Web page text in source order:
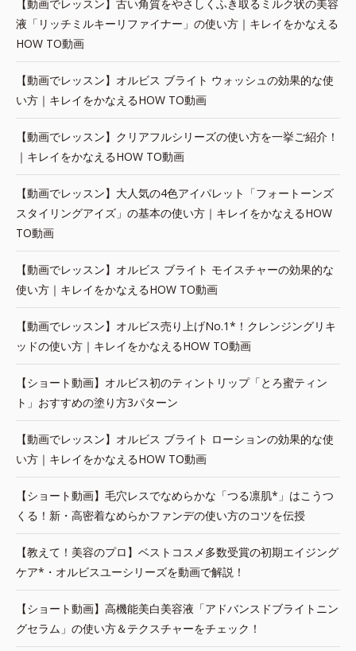
【動画でレッスン】古い角質をやさしくふき取るミルク状の美容
液「リッチミルキーリファイナー」の使い方｜キレイをかなえる
HOW TO動画
【動画でレッスン】オルビス ブライト ウォッシュの効果的な使
い方｜キレイをかなえるHOW TO動画
【動画でレッスン】クリアフルシリーズの使い方を一挙ご紹介！
｜キレイをかなえるHOW TO動画
【動画でレッスン】大人気の4色アイパレット「フォートーンズ
スタイリングアイズ」の基本の使い方｜キレイをかなえるHOW
TO動画
【動画でレッスン】オルビス ブライト モイスチャーの効果的な
使い方｜キレイをかなえるHOW TO動画
【動画でレッスン】オルビス売り上げNo.1*！クレンジングリキ
ッドの使い方｜キレイをかなえるHOW TO動画
【ショート動画】オルビス初のティントリップ「とろ蜜ティン
ト」おすすめの塗り方3パターン
【動画でレッスン】オルビス ブライト ローションの効果的な使
い方｜キレイをかなえるHOW TO動画
【ショート動画】毛穴レスでなめらかな「つる凛肌*」はこうつ
くる！新・高密着なめらかファンデの使い方のコツを伝授
【教えて！美容のプロ】ベストコスメ多数受賞の初期エイジング
ケア*・オルビスユーシリーズを動画で解説！
【ショート動画】高機能美白美容液「アドバンスドブライトニン
グセラム」の使い方＆テクスチャーをチェック！